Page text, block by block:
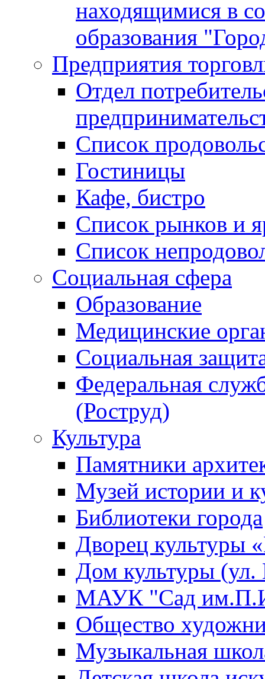
находящимися в
образования
Предприятия
Отдел
Список
Гостиницы
Кафе, бистро
Cписок рынков и
Список
Социальная сфера
Образование
Медицинские
Социальная
Федеральная
(Роструд)
Культура
Памятники
Музей истории и
Библиотеки города
Дворец культуры
Дом культуры (ул.
МАУК "Сад
Общество
Музыкальная